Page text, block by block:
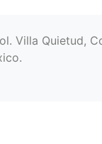
Villa Quietud,